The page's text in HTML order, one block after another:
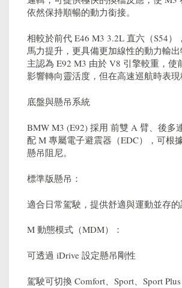
依然保持順暢的動力銜接。
相較於前代 E46 M3 3.2L 直六（S54）
馬力提升，更具備更加線性的動力輸
主認為 E92 M3 由於 V8 引擎較重，使
影響轉向靈活度，但在高速巡航時表現
底盤與懸吊系統
BMW M3 (E92) 採用 前雙 A 臂、後多
配 M 專屬電子避震器（EDC），可根
懸吊阻尼。
標準版懸吊：
適合日常駕駛，提供舒適與運動並存的
M 動態模式（MDM）：
可透過 iDrive 設定懸吊剛性
駕駛可切換 Comfort、Sport、Sport